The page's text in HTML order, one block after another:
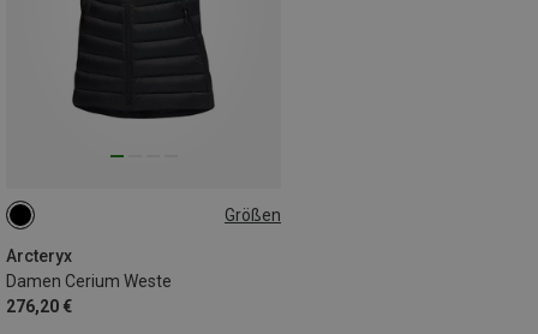
Größen
Arcteryx
Damen Cerium Weste
276,20 €
XL